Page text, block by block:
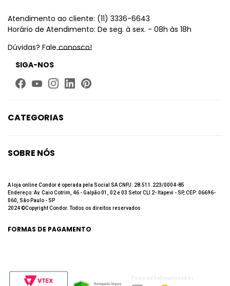
Atendimento ao cliente: (11) 3336-6643
Horário de Atendimento: De seg. à sex. - 08h às 18h
Dúvidas? Fale conosco!
SIGA-NOS
CATEGORIAS
Higiene Bucal
SOBRE NÓS
Fale Conosco
Trabalhe Conosco
Política de privacidade
Política de Troca e Devolução
A loja online Condor é operada pela Social SA CNPJ: 28.511.223/0004-85
Endereço: Av. Caio Cotrim, 46 - Galpão 01, 02 e 03 Setor CLI 2- Itapevi - SP, CEP: 06696-
060, São Paulo - SP
2024 ©Copyright Condor. Todos os direitos reservados
FORMAS DE PAGAMENTO